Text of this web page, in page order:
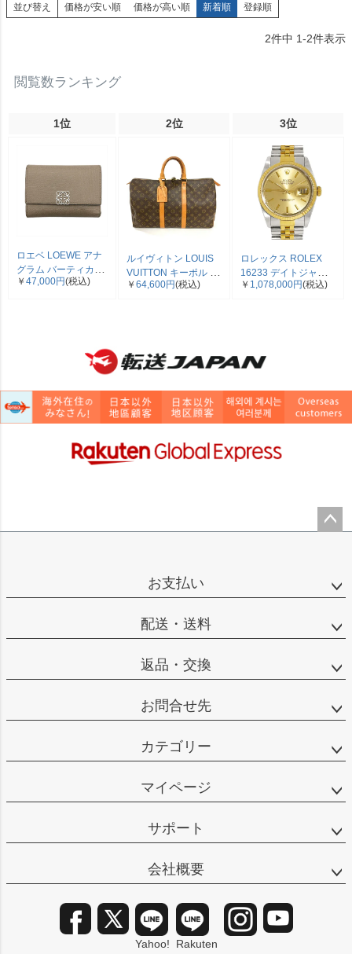
並び替え 価格が安い順 価格が高い順 新着順 登録順
2件中 1-2件表示
閲覧数ランキング
1位 2位 3位
ロエベ LOEWE アナ
グラム バーティカル
三つ折り財布 ベージ
￥ 47,000円(税込)
ルイヴィトン LOUIS
VUITTON キーポル 45
ボストンバッグ モノ
￥ 64,600円(税込)
ロレックス ROLEX
16233 デイトジャス
ト E番 腕時計 シャン
￥ 1,078,000円(税込)
お支払い
配送・送料
返品・交換
お問合せ先
カテゴリー
マイページ
サポート
会社概要
Yahoo! Rakuten